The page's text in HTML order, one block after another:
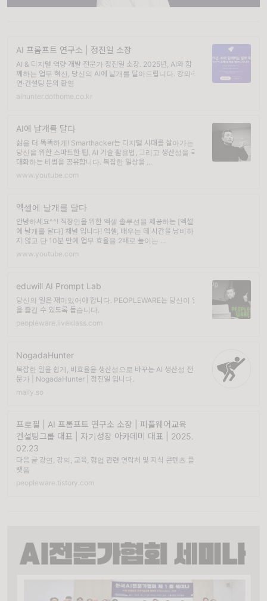
AI 프롬프트 연구소 | 정진일 소장
AI & 디지털 역량 개발 전문가 정진일 소장. 2025년, AI와 함
께하는 업무 혁신, 당신의 AI에 날개를 달아드립니다. 강의·강
연·컨설팅 문의 환영
aihunter.dothome.co.kr
AI에 날개를 달다
삶을 더 똑똑하게! Smarthacker는 디지털 시대를 살아가는
당신을 위한 스마트한 팁, AI 기술 활용법, 그리고 생산성을 극
대화하는 비법을 공유합니다. 복잡한 일상을 ...
www.youtube.com
엑셀에 날개를 달다
안녕하세요^^! 직장인을 위한 엑셀 솔루션을 제공하는 [엑셀
에 날개를 달다] 채널 입니다! 엑셀, 배우는 데 시간을 낭비하
지 않고 단 10분 만에 업무 효율을 2배로 높이는 ...
www.youtube.com
eduwill AI Prompt Lab
당신의 일은 재미있어야 합니다. PEOPLEWARE는 당신이 일
을 즐길 수 있도록 돕습니다.
peopleware.liveklass.com
NogadaHunter
복잡한 일을 쉽게, 비효율을 생산성으로 바꾸는 AI 생산성 전
문가 | NogadaHunter | 정진일 입니다.
maily.so
프로필 | AI 프롬프트 연구소 소장 | 피플웨어교육
컨설팅그룹 대표 | 자기성장 아카데미 대표 | 2025.
02.23
다음 글 강연, 강의, 교육, 협업 관련 연락처 및 지식 콘텐츠 플
랫폼
peopleware.tistory.com